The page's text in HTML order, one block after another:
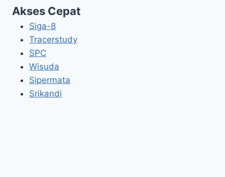
Akses Cepat
Siga-8
Tracerstudy
SPC
Wisuda
Sipermata
Srikandi